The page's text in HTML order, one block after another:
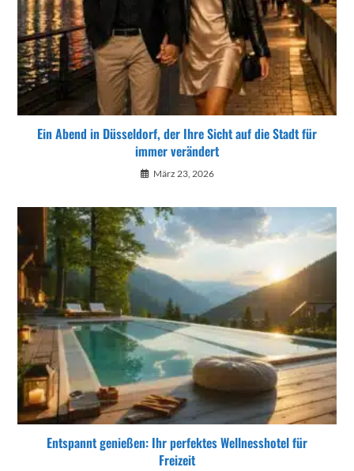
Ein Abend in Düsseldorf, der Ihre Sicht auf die Stadt für
immer verändert
März 23, 2026
Entspannt genießen: Ihr perfektes Wellnesshotel für
Freizeit